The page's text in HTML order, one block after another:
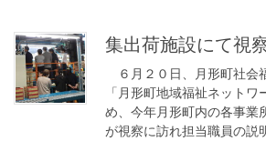
集出荷施設にて視
６月２０日、月形町社会
「月形町地域福祉ネット
め、今年月形町内の各事業
が視察に訪れ担当職員の説